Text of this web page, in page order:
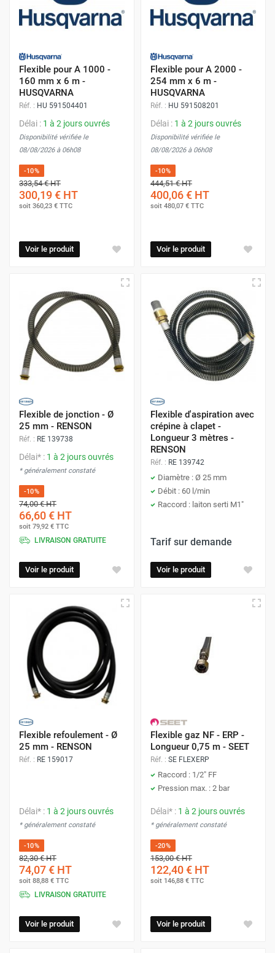
Flexible pour A 1000 -
160 mm x 6 m -
HUSQVARNA
Réf. : HU 591504401
Délai : 1 à 2 jours ouvrés
Disponibilité vérifiée le
08/08/2026 à 06h08
-10%
333,54 €HT
300,19 € HT
soit 360,23 € TTC
Voir le produit
Flexible pour A 2000 -
254 mm x 6 m -
HUSQVARNA
Réf. : HU 591508201
Délai : 1 à 2 jours ouvrés
Disponibilité vérifiée le
08/08/2026 à 06h08
-10%
444,51 €HT
400,06 € HT
soit 480,07 € TTC
Voir le produit
Flexible de jonction - Ø
25 mm - RENSON
Réf. : RE 139738
Délai* : 1 à 2 jours ouvrés
* généralement constaté
-10%
74,00 €HT
66,60 € HT
soit 79,92 € TTC
LIVRAISON GRATUITE
Voir le produit
Flexible d'aspiration avec
crépine à clapet -
Longueur 3 mètres -
RENSON
Réf. : RE 139742
Diamètre : Ø 25 mm
Débit : 60 l/min
Raccord : laiton serti M1"
Tarif sur demande
Voir le produit
Flexible refoulement - Ø
25 mm - RENSON
Réf. : RE 159017
Délai* : 1 à 2 jours ouvrés
* généralement constaté
-10%
82,30 €HT
74,07 € HT
soit 88,88 € TTC
LIVRAISON GRATUITE
Voir le produit
Flexible gaz NF - ERP -
Longueur 0,75 m - SEET
Réf. : SE FLEXERP
Raccord : 1/2" FF
Pression max. : 2 bar
Délai* : 1 à 2 jours ouvrés
* généralement constaté
-20%
153,00 €HT
122,40 € HT
soit 146,88 € TTC
Voir le produit